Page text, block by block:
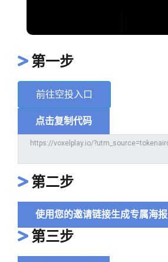
第一步
前往空投入口
点击复制代码
第二步
使用您的邀请链接生成专属海报
第三步